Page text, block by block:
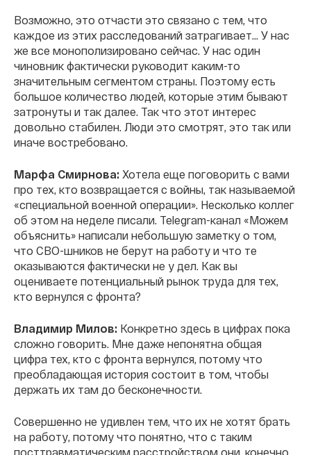
Возможно, это отчасти это связано с тем, что
каждое из этих расследований затрагивает... У нас
же все монополизировано сейчас. У нас один
чиновник фактически руководит каким-то
значительным сегментом страны. Поэтому есть
большое количество людей, которые этим бывают
затронуты и так далее. Так что этот интерес
довольно стабилен. Люди это смотрят, это так или
иначе востребовано.
Марфа Смирнова: Хотела еще поговорить с вами
про тех, кто возвращается с войны, так называемой
«специальной военной операции». Несколько коллег
об этом на неделе писали. Telegram-канал «Можем
объяснить» написали небольшую заметку о том,
что СВО-шников не берут на работу и что те
оказываются фактически не у дел. Как вы
оцениваете потенциальный рынок труда для тех,
кто вернулся с фронта?
Владимир Милов: Конкретно здесь в цифрах пока
сложно говорить. Мне даже непонятна общая
цифра тех, кто с фронта вернулся, потому что
преобладающая история состоит в том, чтобы
держать их там до бесконечности.
Совершенно не удивлен тем, что их не хотят брать
на работу, потому что понятно, что с таким
посттравматическим расстройством они, конечно,